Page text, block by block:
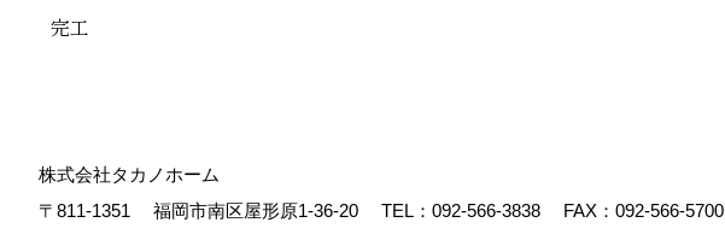
完工
株式会社タカノホーム
〒811-1351
福岡市南区屋形原1-36-20 TEL： 092-566-3838 FAX：092-566-5700